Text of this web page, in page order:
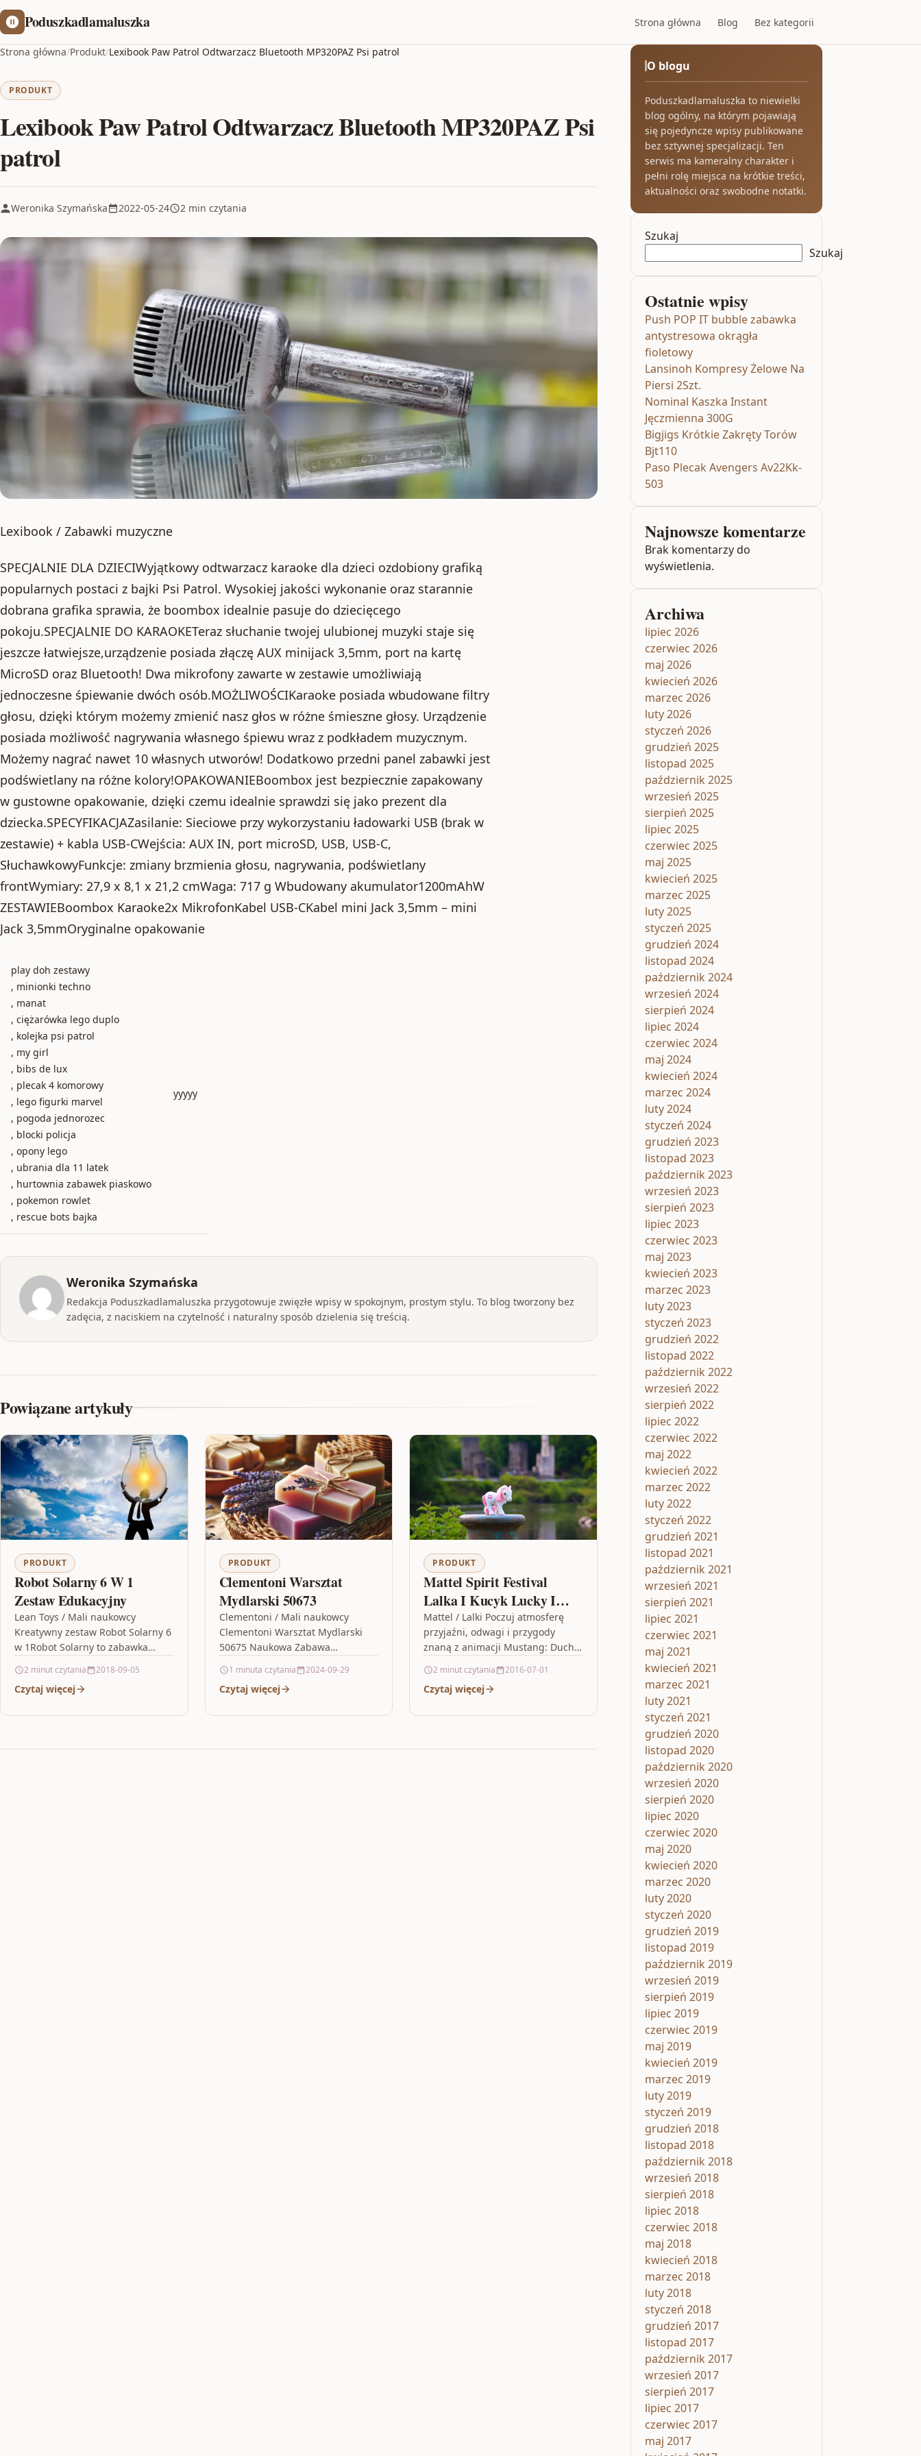
Poduszkadlamaluszka Strona główna Blog Bez kategorii
Strona główna/Produkt/Lexibook Paw Patrol Odtwarzacz Bluetooth MP320PAZ Psi patrol
PRODUKT
Lexibook Paw Patrol Odtwarzacz Bluetooth MP320PAZ Psi
patrol
Weronika Szymańska 2022-05-24 2 min czytania
Lexibook / Zabawki muzyczne
SPECJALNIE DLA DZIECIWyjątkowy odtwarzacz karaoke dla dzieci ozdobiony grafiką
popularnych postaci z bajki Psi Patrol. Wysokiej jakości wykonanie oraz starannie
dobrana grafika sprawia, że boombox idealnie pasuje do dziecięcego
pokoju.SPECJALNIE DO KARAOKETeraz słuchanie twojej ulubionej muzyki staje się
jeszcze łatwiejsze,urządzenie posiada złączę AUX minijack 3,5mm, port na kartę
MicroSD oraz Bluetooth! Dwa mikrofony zawarte w zestawie umożliwiają
jednoczesne śpiewanie dwóch osób.MOŻLIWOŚCIKaraoke posiada wbudowane filtry
głosu, dzięki którym możemy zmienić nasz głos w różne śmieszne głosy. Urządzenie
posiada możliwość nagrywania własnego śpiewu wraz z podkładem muzycznym.
Możemy nagrać nawet 10 własnych utworów! Dodatkowo przedni panel zabawki jest
podświetlany na różne kolory!OPAKOWANIEBoombox jest bezpiecznie zapakowany
w gustowne opakowanie, dzięki czemu idealnie sprawdzi się jako prezent dla
dziecka.SPECYFIKACJAZasilanie: Sieciowe przy wykorzystaniu ładowarki USB (brak w
zestawie) + kabla USB-CWejścia: AUX IN, port microSD, USB, USB-C,
SłuchawkowyFunkcje: zmiany brzmienia głosu, nagrywania, podświetlany
frontWymiary: 27,9 x 8,1 x 21,2 cmWaga: 717 g Wbudowany akumulator1200mAhW
ZESTAWIEBoombox Karaoke2x MikrofonKabel USB-CKabel mini Jack 3,5mm – mini
Jack 3,5mmOryginalne opakowanie
play doh zestawy
, minionki techno
, manat
, ciężarówka lego duplo
, kolejka psi patrol
, my girl
, bibs de lux
, plecak 4 komorowy
, lego figurki marvel
, pogoda jednorozec
, blocki policja
, opony lego
, ubrania dla 11 latek
, hurtownia zabawek piaskowo
, pokemon rowlet
, rescue bots bajka
yyyyy
Weronika Szymańska
Redakcja Poduszkadlamaluszka przygotowuje zwięzłe wpisy w spokojnym, prostym stylu. To blog tworzony bez
zadęcia, z naciskiem na czytelność i naturalny sposób dzielenia się treścią.
Powiązane artykuły
PRODUKT
Robot Solarny 6 W 1
Zestaw Edukacyjny
Lean Toys / Mali naukowcy
Kreatywny zestaw Robot Solarny 6
w 1Robot Solarny to zabawka
równocześnie bawi i uczy. Jest
idealną propozycją…
2 minut czytania 2018-09-05
Czytaj więcej
PRODUKT
Clementoni Warsztat
Mydlarski 50673
Clementoni / Mali naukowcy
Clementoni Warsztat Mydlarski
50675 Naukowa Zabawa
monopoly gra , sledzik , lego
domek na plaży ,…
1 minuta czytania 2024-09-29
Czytaj więcej
PRODUKT
Mattel Spirit Festival
Lalka I Kucyk Lucky I
Spirit GXF62/GXF63
Mattel / Lalki Poczuj atmosferę
przyjaźni, odwagi i przygody
znaną z animacji Mustang: Duch
z lalką i figurką konia…
2 minut czytania 2016-07-01
Czytaj więcej
O blogu
Poduszkadlamaluszka to niewielki
blog ogólny, na którym pojawiają
się pojedyncze wpisy publikowane
bez sztywnej specjalizacji. Ten
serwis ma kameralny charakter i
pełni rolę miejsca na krótkie treści,
aktualności oraz swobodne notatki.
Szukaj
Szukaj
Ostatnie wpisy
Push POP IT bubble zabawka
antystresowa okrągła
fioletowy
Lansinoh Kompresy Żelowe Na
Piersi 2Szt.
Nominal Kaszka Instant
Jęczmienna 300G
Bigjigs Krótkie Zakręty Torów
Bjt110
Paso Plecak Avengers Av22Kk-
503
Najnowsze komentarze
Brak komentarzy do
wyświetlenia.
Archiwa
lipiec 2026
czerwiec 2026
maj 2026
kwiecień 2026
marzec 2026
luty 2026
styczeń 2026
grudzień 2025
listopad 2025
październik 2025
wrzesień 2025
sierpień 2025
lipiec 2025
czerwiec 2025
maj 2025
kwiecień 2025
marzec 2025
luty 2025
styczeń 2025
grudzień 2024
listopad 2024
październik 2024
wrzesień 2024
sierpień 2024
lipiec 2024
czerwiec 2024
maj 2024
kwiecień 2024
marzec 2024
luty 2024
styczeń 2024
grudzień 2023
listopad 2023
październik 2023
wrzesień 2023
sierpień 2023
lipiec 2023
czerwiec 2023
maj 2023
kwiecień 2023
marzec 2023
luty 2023
styczeń 2023
grudzień 2022
listopad 2022
październik 2022
wrzesień 2022
sierpień 2022
lipiec 2022
czerwiec 2022
maj 2022
kwiecień 2022
marzec 2022
luty 2022
styczeń 2022
grudzień 2021
listopad 2021
październik 2021
wrzesień 2021
sierpień 2021
lipiec 2021
czerwiec 2021
maj 2021
kwiecień 2021
marzec 2021
luty 2021
styczeń 2021
grudzień 2020
listopad 2020
październik 2020
wrzesień 2020
sierpień 2020
lipiec 2020
czerwiec 2020
maj 2020
kwiecień 2020
marzec 2020
luty 2020
styczeń 2020
grudzień 2019
listopad 2019
październik 2019
wrzesień 2019
sierpień 2019
lipiec 2019
czerwiec 2019
maj 2019
kwiecień 2019
marzec 2019
luty 2019
styczeń 2019
grudzień 2018
listopad 2018
październik 2018
wrzesień 2018
sierpień 2018
lipiec 2018
czerwiec 2018
maj 2018
kwiecień 2018
marzec 2018
luty 2018
styczeń 2018
grudzień 2017
listopad 2017
październik 2017
wrzesień 2017
sierpień 2017
lipiec 2017
czerwiec 2017
maj 2017